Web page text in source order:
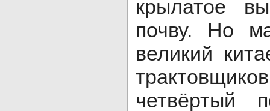
крылатое
почву. Но
великий
четвёртый